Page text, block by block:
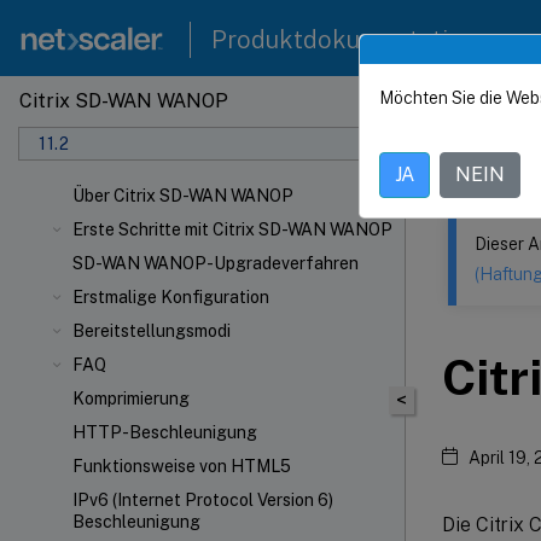
Produktdokumentation
Citrix SD-WAN WANOP
11.2
Über Citrix SD-WAN WANOP
Erste Schritte mit Citrix SD-WAN WANOP
SD-WAN WANOP-Upgradeverfahren
Erstmalige Konfiguration
Bereitstellungsmodi
FAQ
Komprimierung
HTTP-Beschleunigung
Funktionsweise von HTML5
IPv6 (Internet Protocol Version 6)
Beschleunigung
Dieser Inhalt
Citrix
<
Dieser
April 19,
Die Citrix
Möchten Sie die
JA NEIN